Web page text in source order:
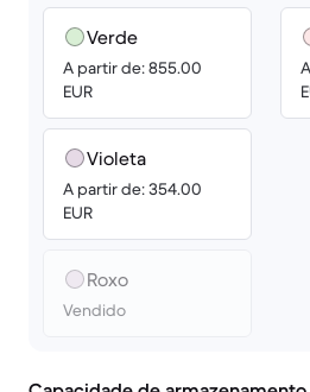
Verde
A partir de: 855.00
EUR
Violeta
A partir de: 354.00
EUR
Roxo
Vendido